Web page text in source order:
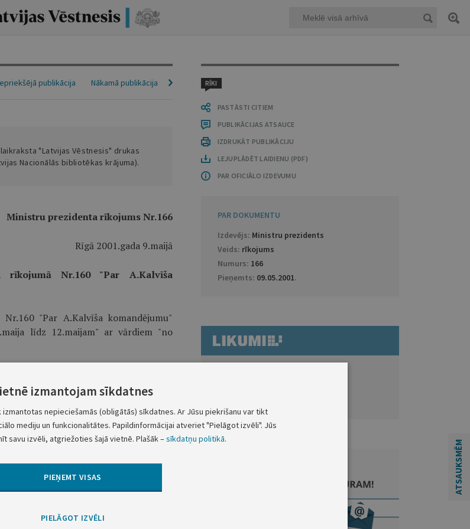
RĪKI
PASTĀSTI CITIEM
PUBLIKĀCIJAS ATSAUCE
IZDRUKĀT PUBLIKĀCIJU
LEJUPLĀDĒT LAIDIENU (PDF)
PAR OFICIĀLO IZDEVUMU
PAR DOKUMENTU
Izdevējs: Ministru prezidents
Veids: rīkojums
Numurs: 166
Pieņemts: 09.05.2001.
Nākamā publikācija
publikācija
"Latvijas Vēstnesis" drukas
Nacionālās bibliotēkas krājuma).
Ministru prezidenta rīkojums Nr.166
Rīgā 2001.gada 9.maijā
rīkojumā Nr.160 "Par A.Kalvīša
"Par A.Kalvīša komandējumu"
līdz 12.maijam" ar vārdiem "no
prezidenta rīkojums Nr.167
ATSAUKSMĒM
izmantojam sīkdatnes
nepieciešamās (obligātās) sīkdatnes. Ar Jūsu piekrišanu var tikt
mediju un funkcionalitātes. Papildinformācijai atveriet "Pielāgot izvēli". Jūs
savu izvēli, atgriežoties šajā vietnē. Plašāk –sīkdatņu politikā.
PIEŅEMT VISAS
PIELĀGOT IZVĒLI